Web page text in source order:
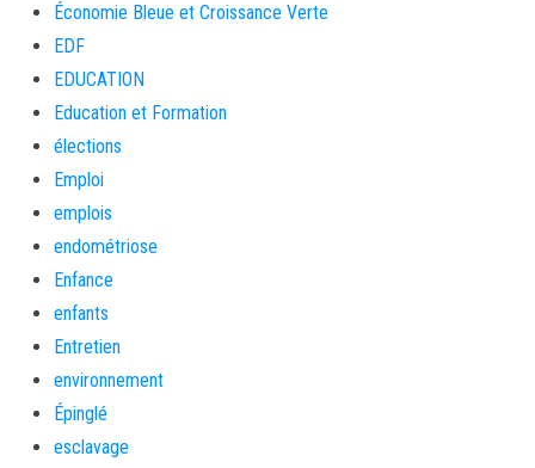
Économie Bleue et Croissance Verte
EDF
EDUCATION
Education et Formation
élections
Emploi
emplois
endométriose
Enfance
enfants
Entretien
environnement
Épinglé
esclavage